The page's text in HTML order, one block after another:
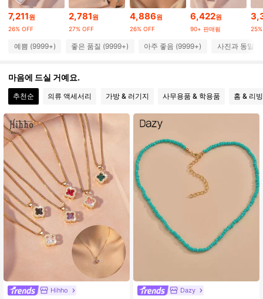
4.93 120K 팔로워
4.93 120K 팔로워
4.93 120K 팔로워
4.93 120K 팔로워
4.93 120K 팔로워
4.93 120K 팔로워
7,211원
26% OFF
2,781원
27% OFF
4,886원
26% OFF
6,422원
90+ 판매됨
예쁨 (9999+) 좋은 품질 (9999+) 아주 좋음 (9999+) 사진과 동일
마음에 드실 거예요.
추천순 의류 액세서리 가방 & 러기지 사무용품 & 학용품 홈 & 리빙
Hihho Dazy